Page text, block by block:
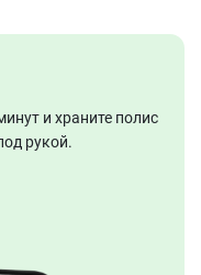
и храните полис
рукой.